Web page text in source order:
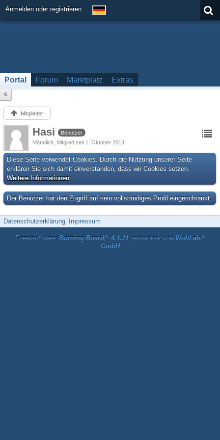
Anmelden oder registrieren
Portal Forum Marktplatz Extras
Mitglieder
Hasi
Benutzer
Männlich Mitglied seit 1. Oktober 2013
Diese Seite verwendet Cookies. Durch die Nutzung unserer Seite
erklären Sie sich damit einverstanden, dass wir Cookies setzen.
Weitere Informationen
Der Benutzer hat den Zugriff auf sein vollständiges Profil eingeschränkt.
Datenschutzerklärung Impressum
Forensoftware: Burning Board® 4.1.21, entwickelt von WoltLab®
GmbH